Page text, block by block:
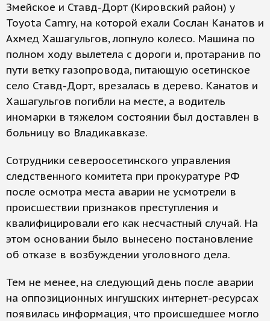
Змейское и Ставд-Дорт (Кировский район) у
Toyota Camry, на которой ехали Сослан Канатов и
Ахмед Хашагульгов, лопнуло колесо. Машина по
полном ходу вылетела с дороги и, протаранив по
пути ветку газопровода, питающую осетинское
село Ставд-Дорт, врезалась в дерево. Канатов и
Хашагульгов погибли на месте, а водитель
иномарки в тяжелом состоянии был доставлен в
больницу во Владикавказе.
Сотрудники североосетинского управления
следственного комитета при прокуратуре РФ
после осмотра места аварии не усмотрели в
происшествии признаков преступления и
квалифицировали его как несчастный случай. На
этом основании было вынесено постановление
об отказе в возбуждении уголовного дела.
Тем не менее, на следующий день после аварии
на оппозиционных ингушских интернет-ресурсах
появилась информация, что происшедшее могло